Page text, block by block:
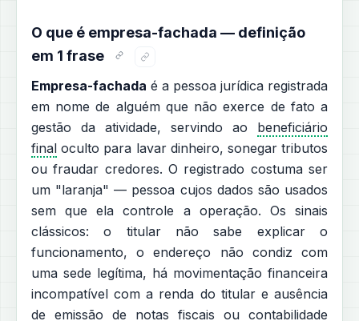
O que é empresa-fachada — definição
em 1 frase
Empresa-fachada é a pessoa jurídica registrada
em nome de alguém que não exerce de fato a
gestão da atividade, servindo ao beneficiário
final oculto para lavar dinheiro, sonegar tributos
ou fraudar credores. O registrado costuma ser
um "laranja" — pessoa cujos dados são usados
sem que ela controle a operação. Os sinais
clássicos: o titular não sabe explicar o
funcionamento, o endereço não condiz com
uma sede legítima, há movimentação financeira
incompatível com a renda do titular e ausência
de emissão de notas fiscais ou contabilidade